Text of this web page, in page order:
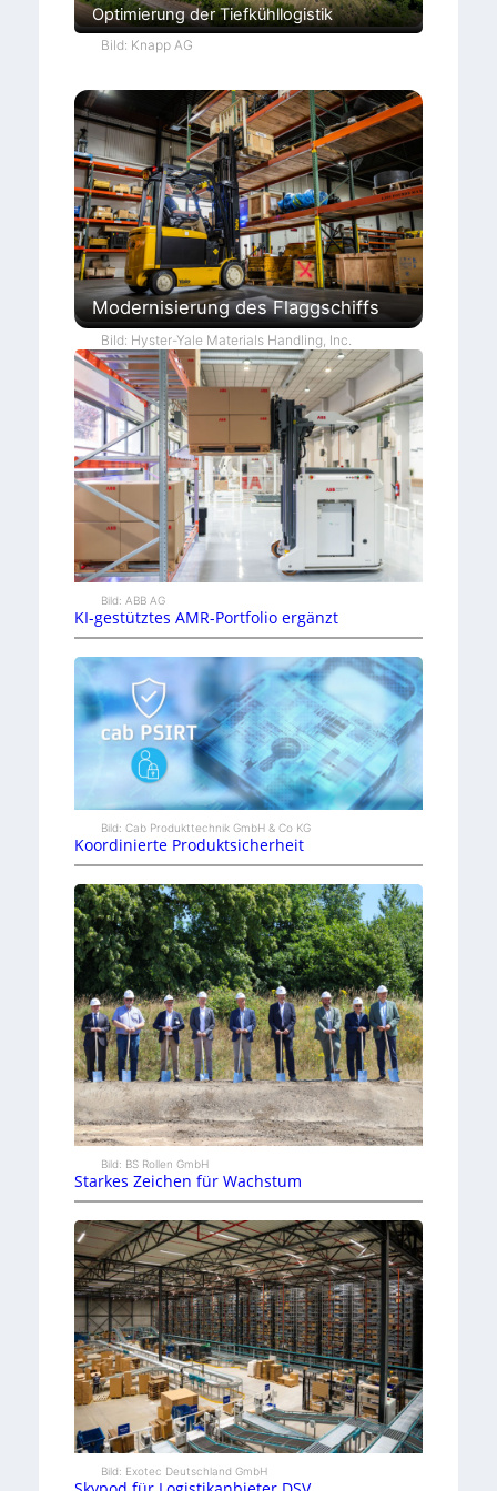
Optimierung der Tiefkühllogistik
Bild: Knapp AG
Modernisierung des Flaggschiffs
Bild: Hyster-Yale Materials Handling, Inc.
Bild: ABB AG
KI-gestütztes AMR-Portfolio ergänzt
Bild: Cab Produkttechnik GmbH & Co KG
Koordinierte Produktsicherheit
Bild: BS Rollen GmbH
Starkes Zeichen für Wachstum
Bild: Exotec Deutschland GmbH